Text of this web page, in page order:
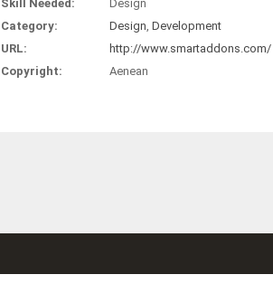
Skill Needed:
Design
Category:
Design,Development
URL:
http://www.smartaddons.com/
Copyright:
Aenean